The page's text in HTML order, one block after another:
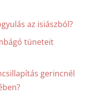
az isiászból?
tüneteit
gerincnél